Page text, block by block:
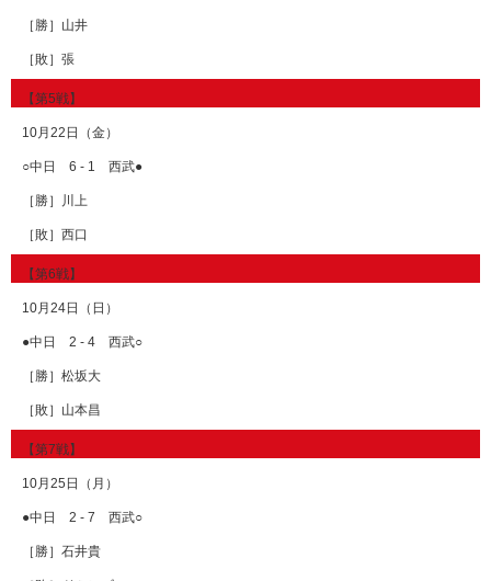
［勝］山井
［敗］張
【第5戦】
10月22日（金）
○中日 6 - 1 西武●
［勝］川上
［敗］西口
【第6戦】
10月24日（日）
●中日 2 - 4 西武○
［勝］松坂大
［敗］山本昌
【第7戦】
10月25日（月）
●中日 2 - 7 西武○
［勝］石井貴